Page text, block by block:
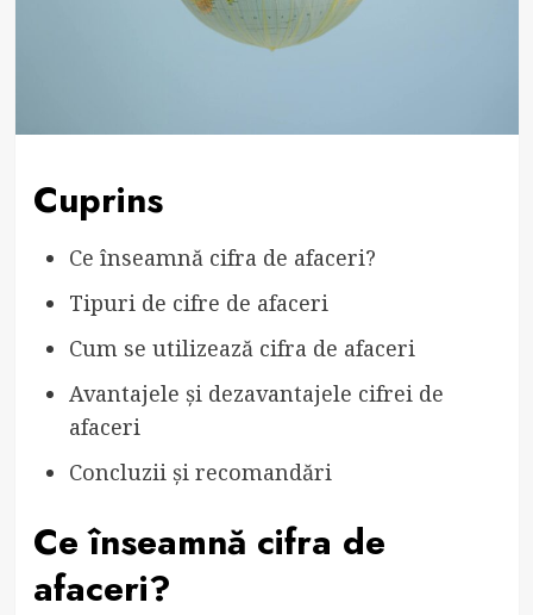
Cuprins
Ce înseamnă cifra de afaceri?
Tipuri de cifre de afaceri
Cum se utilizează cifra de afaceri
Avantajele și dezavantajele cifrei de
afaceri
Concluzii și recomandări
Ce înseamnă cifra de
afaceri?